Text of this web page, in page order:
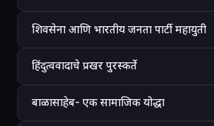
शिवसेना आणि भारतीय जनता पार्टी महायुती
हिंदुत्ववादाचे प्रखर पुरस्कर्ते
बाळासाहेब- एक सामाजिक योद्धा